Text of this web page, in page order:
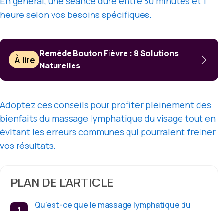
heure selon vos besoins spécifiques.
À lire
Remède Bouton Fièvre : 8 Solutions
Naturelles
Adoptez ces conseils pour profiter pleinement des
bienfaits du massage lymphatique du visage tout en
évitant les erreurs communes qui pourraient freiner
vos résultats.
PLAN DE L'ARTICLE
Qu’est-ce que le massage lymphatique du